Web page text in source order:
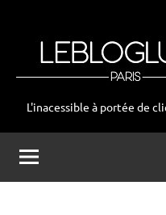
leblogluxe
L'inacessible à portée de